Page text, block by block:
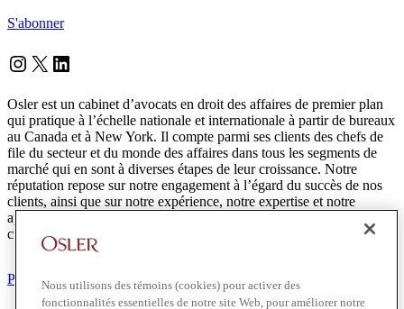
S'abonner
Instagram
Twitter
LinkedIn
Osler est un cabinet d’avocats en droit des affaires de premier plan
qui pratique à l’échelle nationale et internationale à partir de bureaux
au Canada et à New York. Il compte parmi ses clients des chefs de
file du secteur et du monde des affaires dans tous les segments de
marché qui en sont à diverses étapes de leur croissance. Notre
réputation repose sur notre engagement à l’égard du succès de nos
clients, ainsi que sur notre expérience, notre expertise et notre
approche coopérative pour lesquels nous sommes reconnus. Nous
croyons que notre succès est le reflet de la réussite de nos clients.
Protection des renseignements personnels
Nous utilisons des témoins (cookies) pour activer des
fonctionnalités essentielles de notre site Web, pour améliorer notre